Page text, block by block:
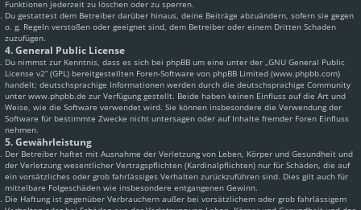
Funktionen jederzeit zu löschen oder zu sperren.
Du gestattest dem Betreiber darüber hinaus, deine Beiträge abzuändern, sofern sie gegen
o. g. Regeln verstoßen oder geeignet sind, dem Betreiber oder einem Dritten Schaden
zuzufügen.
4. General Public License
Du nimmst zur Kenntnis, dass es sich bei phpBB um eine unter der „GNU General Public
License v2“ (GPL) bereitgestellten Foren-Software von phpBB Limited (www.phpbb.com)
handelt; deutschsprachige Informationen werden durch die deutschsprachige Community
unter www.phpbb.de zur Verfügung gestellt. Beide haben keinen Einfluss auf die Art und
Weise, wie die Software verwendet wird. Sie können insbesondere die Verwendung der
Software für bestimmte Zwecke nicht untersagen oder auf Inhalte fremder Foren Einfluss
nehmen.
5. Gewährleistung
Der Betreiber haftet mit Ausnahme der Verletzung von Leben, Körper und Gesundheit und
der Verletzung wesentlicher Vertragspflichten (Kardinalpflichten) nur für Schäden, die auf
ein vorsätzliches oder grob fahrlässiges Verhalten zurückzuführen sind. Dies gilt auch für
mittelbare Folgeschäden wie insbesondere entgangenen Gewinn.
Die Haftung ist gegenüber Verbrauchern außer bei vorsätzlichem oder grob fahrlässigem